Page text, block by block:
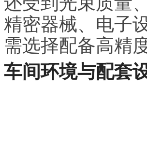
精密器械、电子
需选择配备高精
车间环境与配套